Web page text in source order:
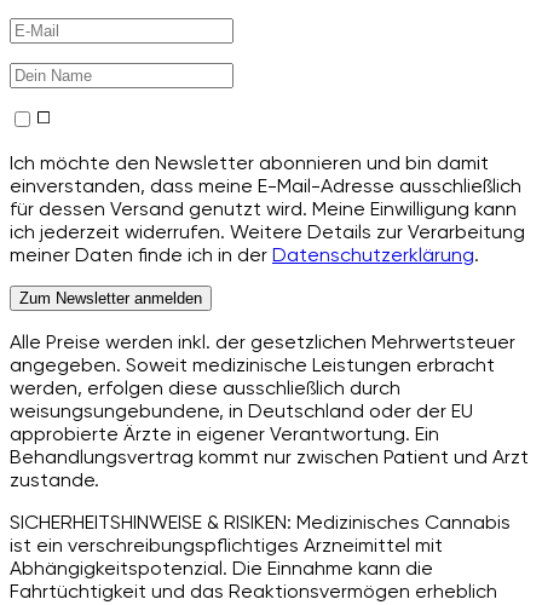
Ich möchte den Newsletter abonnieren und bin damit
einverstanden, dass meine E-Mail-Adresse ausschließlich
für dessen Versand genutzt wird. Meine Einwilligung kann
ich jederzeit widerrufen. Weitere Details zur Verarbeitung
meiner Daten finde ich in der Datenschutzerklärung.
Zum Newsletter anmelden
Alle Preise werden inkl. der gesetzlichen Mehrwertsteuer
angegeben. Soweit medizinische Leistungen erbracht
werden, erfolgen diese ausschließlich durch
weisungsungebundene, in Deutschland oder der EU
approbierte Ärzte in eigener Verantwortung. Ein
Behandlungsvertrag kommt nur zwischen Patient und Arzt
zustande.
SICHERHEITSHINWEISE & RISIKEN: Medizinisches Cannabis
ist ein verschreibungspflichtiges Arzneimittel mit
Abhängigkeitspotenzial. Die Einnahme kann die
Fahrtüchtigkeit und das Reaktionsvermögen erheblich